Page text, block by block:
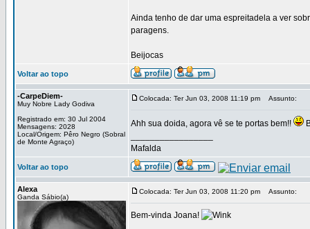
Ainda tenho de dar uma espreitadela a ver
paragens.
Beijocas
Voltar ao topo
-CarpeDiem-
Muy Nobre Lady Godiva
Registrado em: 30 Jul 2004
Mensagens: 2028
Local/Origem: Pêro Negro (Sobral
de Monte Agraço)
Colocada: Ter Jun 03, 2008 11:19 pm Assunto:
Ahh sua doida, agora vê se te portas bem!!
Mafalda
Voltar ao topo
Alexa
Ganda Sábio(a)
Colocada: Ter Jun 03, 2008 11:20 pm Assunto:
Bem-vinda Joana!